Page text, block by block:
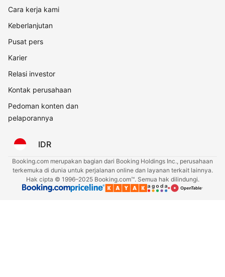
Cara kerja kami
Keberlanjutan
Pusat pers
Karier
Relasi investor
Kontak perusahaan
Pedoman konten dan
pelaporannya
IDR
Booking.com merupakan bagian dari Booking Holdings Inc., perusahaan
terkemuka di dunia untuk perjalanan online dan layanan terkait lainnya.
Hak cipta © 1996–2025 Booking.com™. Semua hak dilindungi.